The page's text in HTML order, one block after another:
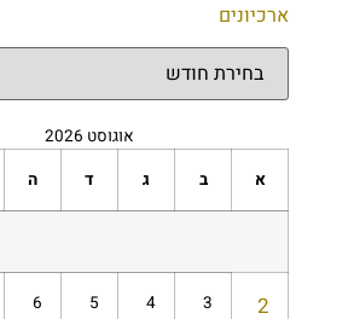
ארכיונים
אוגוסט 2026
א
ב ג ד ה
2
3
4
5
6